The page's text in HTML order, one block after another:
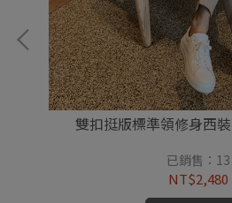
雙扣挺版標準領修身西
已銷售：13
NT$2,480